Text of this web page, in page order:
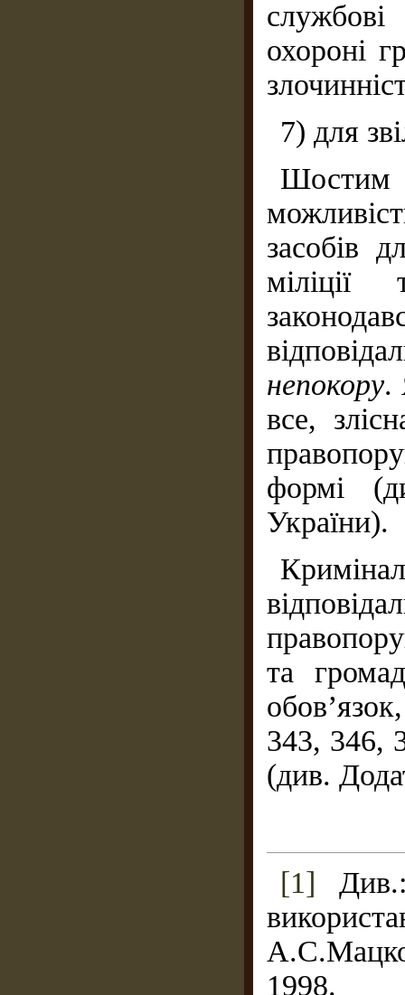
охороні
7) для
Шостим
засобів
непокору.
все,
формі
України).
та
343, 346,
(див.
[1]
1998.